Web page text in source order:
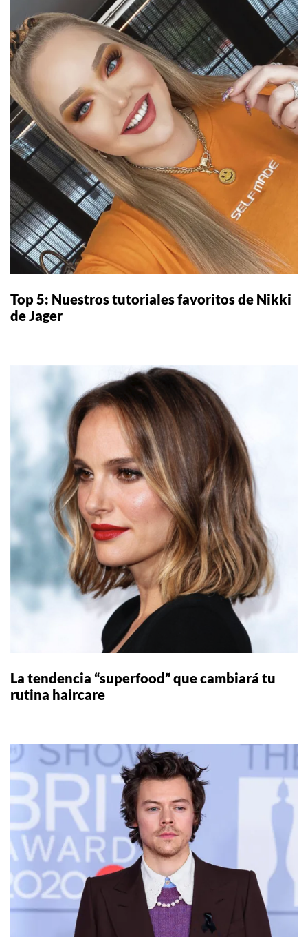
Top 5: Nuestros tutoriales favoritos de Nikki
de Jager
La tendencia “superfood” que cambiará tu
rutina haircare